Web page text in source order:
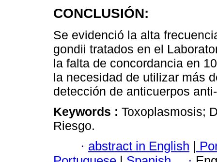
CONCLUSIÓN:
Se evidenció la alta
gondii tratados en el
la falta de concordancia en
la necesidad de utilizar más
detección de anticuerpos
Keywords : Toxoplasmosis;
Riesgo.
· abstract in English